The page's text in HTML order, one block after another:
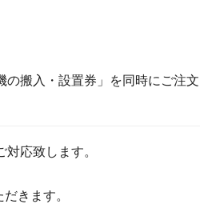
搬入・設置券」を同時にご注
応致します。
きます。